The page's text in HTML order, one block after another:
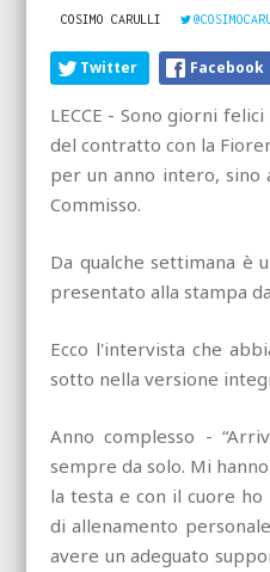
COSIMO CARULLI
Twitter Facebook
LECCE - Sono giorni
del contratto con la
per un anno intero, sino
Commisso.
Da qualche settimana è
presentato alla stampa
Ecco l'intervista che
sotto nella versione
Anno complesso -
sempre da solo. Mi
la testa e con il cuore
di allenamento
avere un adeguato